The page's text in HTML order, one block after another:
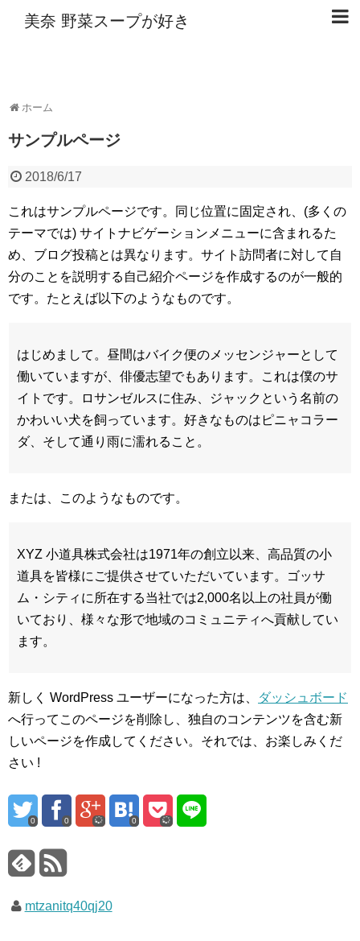
美奈 野菜スープが好き
ホーム
サンプルページ
2018/6/17
これはサンプルページです。同じ位置に固定され、(多くの
テーマでは) サイトナビゲーションメニューに含まれるた
め、ブログ投稿とは異なります。サイト訪問者に対して自
分のことを説明する自己紹介ページを作成するのが一般的
です。たとえば以下のようなものです。
はじめまして。昼間はバイク便のメッセンジャーとして
働いていますが、俳優志望でもあります。これは僕のサ
イトです。ロサンゼルスに住み、ジャックという名前の
かわいい犬を飼っています。好きなものはピニャコラー
ダ、そして通り雨に濡れること。
または、このようなものです。
XYZ 小道具株式会社は1971年の創立以来、高品質の小
道具を皆様にご提供させていただいています。ゴッサ
ム・シティに所在する当社では2,000名以上の社員が働
いており、様々な形で地域のコミュニティへ貢献してい
ます。
新しく WordPress ユーザーになった方は、
ダッシュボード
へ行ってこのページを削除し、独自のコンテンツを含む新
しいページを作成してください。それでは、お楽しみくだ
さい !
0 0 0
mtzanitq40qj20